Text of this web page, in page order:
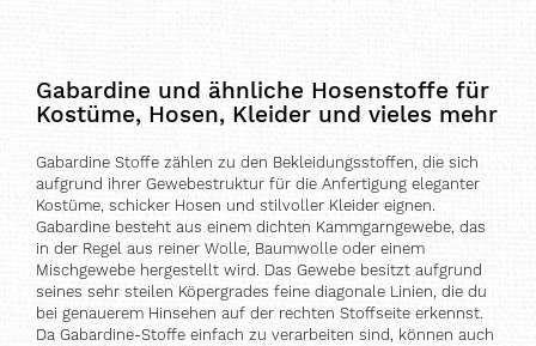
Gabardine und ähnliche Hosenstoffe für
Kostüme, Hosen, Kleider und vieles mehr
Gabardine Stoffe zählen zu den Bekleidungsstoffen, die sich
aufgrund ihrer Gewebestruktur für die Anfertigung eleganter
Kostüme, schicker Hosen und stilvoller Kleider eignen.
Gabardine besteht aus einem dichten Kammgarngewebe, das
in der Regel aus reiner Wolle, Baumwolle oder einem
Mischgewebe hergestellt wird. Das Gewebe besitzt aufgrund
seines sehr steilen Köpergrades feine diagonale Linien, die du
bei genauerem Hinsehen auf der rechten Stoffseite erkennst.
Da Gabardine-Stoffe einfach zu verarbeiten sind, können auch